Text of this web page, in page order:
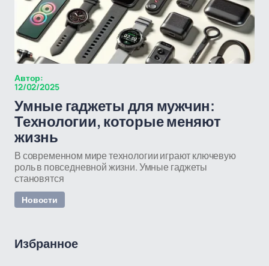
Автор:
12/02/2025
Умные гаджеты для мужчин:
Технологии, которые меняют
жизнь
В современном мире технологии играют ключевую
роль в повседневной жизни. Умные гаджеты
становятся
Новости
Избранное